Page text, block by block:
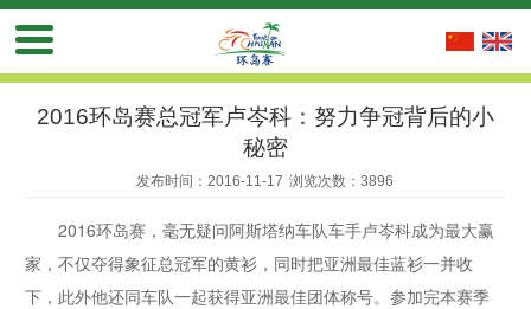
2016环岛赛总冠军卢岑科：努力争冠背后的小
秘密
发布时间：2016-11-17 浏览次数：3896
2016环岛赛，毫无疑问阿斯塔纳车队车手卢岑科成为最大赢
家，不仅夺得象征总冠军的黄衫，同时把亚洲最佳蓝衫一并收
下，此外他还同车队一起获得亚洲最佳团体称号。参加完本赛季